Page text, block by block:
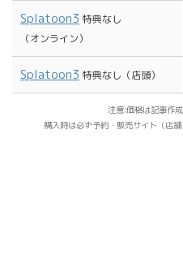
Splatoon3 特典なし
（オンライン）
Splatoon3 特典なし （店頭）
注意:価格は記事作
購入時は必ず予約・販売サイト（店